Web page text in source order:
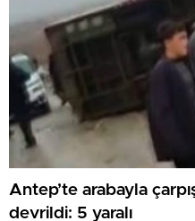
Antep’te arabayla
devrildi: 5 yaralı